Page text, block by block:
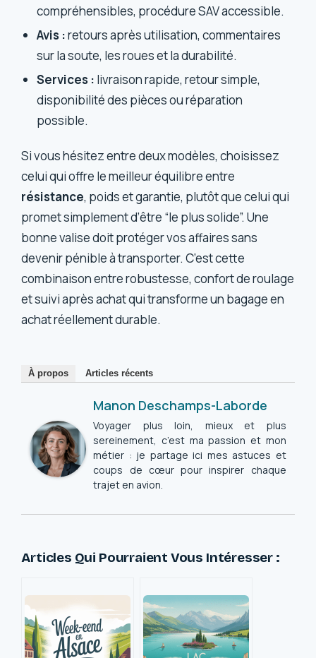
compréhensibles, procédure SAV accessible.
Avis :retours après utilisation, commentaires
sur la soute, les roues et la durabilité.
Services : livraison rapide, retour simple,
disponibilité des pièces ou réparation
possible.
Si vous hésitez entre deux modèles, choisissez
celui qui offre le meilleur équilibre entre
résistance, poids et garantie, plutôt que celui qui
promet simplement d’être “le plus solide”. Une
bonne valise doit protéger vos affaires sans
devenir pénible à transporter. C’est cette
combinaison entre robustesse, confort de roulage
et suivi après achat qui transforme un bagage en
achat réellement durable.
À propos Articles récents
Manon Deschamps-Laborde
Voyager plus loin, mieux et plus
sereinement, c’est ma passion et mon
métier : je partage ici mes astuces et
coups de cœur pour inspirer chaque
trajet en avion.
Articles Qui Pourraient Vous Intéresser :